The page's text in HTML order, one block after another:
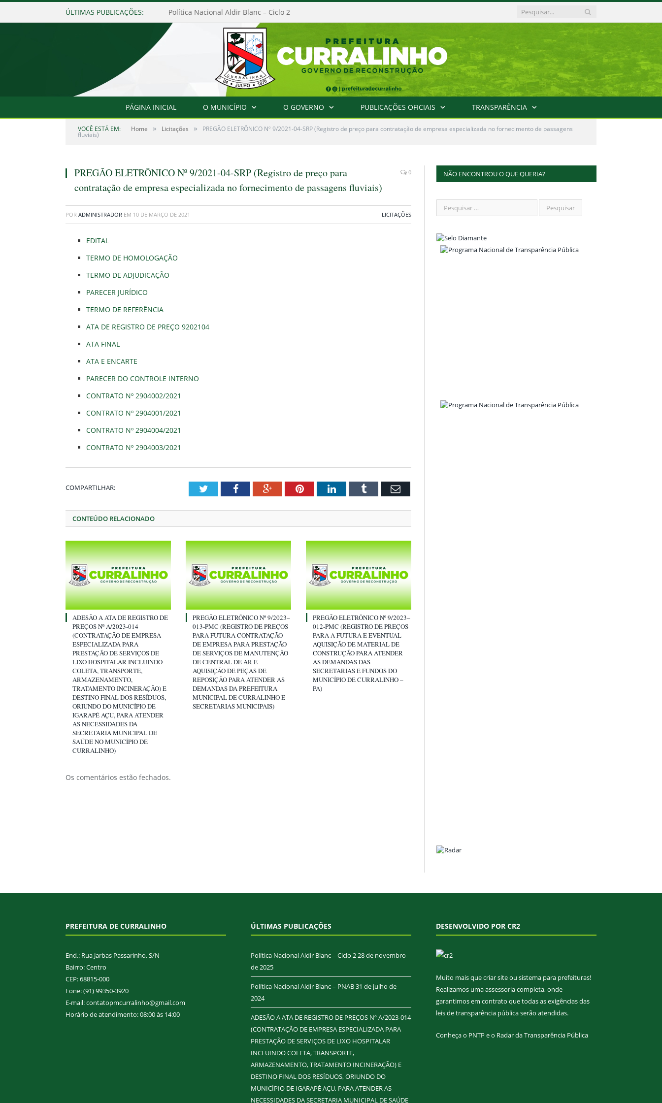
ÚLTIMAS PUBLICAÇÕES: Política Nacional Aldir Blanc – PNAB
PÁGINA INICIAL O MUNICÍPIO O GOVERNO PUBLICAÇÕES OFICIAIS TRANSPARÊNCIA
VOCÊ ESTÁ EM: Home » Licitações » PREGÃO ELETRÔNICO Nº 9/2021-04-SRP (Registro de preço para contratação de empresa especializada no fornecimento de passagens
fluviais)
PREGÃO ELETRÔNICO Nº 9/2021-04-SRP (Registro de preço para
contratação de empresa especializada no fornecimento de passagens fluviais)
0
POR ADMINISTRADOR EM 10 DE MARÇO DE 2021 LICITAÇÕES
EDITAL
TERMO DE HOMOLOGAÇÃO
TERMO DE ADJUDICAÇÃO
PARECER JURÍDICO
TERMO DE REFERÊNCIA
ATA DE REGISTRO DE PREÇO 9202104
ATA FINAL
ATA E ENCARTE
PARECER DO CONTROLE INTERNO
CONTRATO Nº 2904002/2021
CONTRATO Nº 2904001/2021
CONTRATO Nº 2904004/2021
CONTRATO Nº 2904003/2021
COMPARTILHAR: TwitterFacebookGoogle+PinterestLinkedInTumblr Email
CONTEÚDO RELACIONADO
ADESÃO A ATA DE REGISTRO DE
PREÇOS Nº A/2023-014
(CONTRATAÇÃO DE EMPRESA
ESPECIALIZADA PARA
PRESTAÇÃO DE SERVIÇOS DE
LIXO HOSPITALAR INCLUINDO
COLETA, TRANSPORTE,
ARMAZENAMENTO,
TRATAMENTO INCINERAÇÃO) E
DESTINO FINAL DOS RESÍDUOS,
ORIUNDO DO MUNICÍPIO DE
IGARAPÉ AÇU, PARA ATENDER
AS NECESSIDADES DA
SECRETARIA MUNICIPAL DE
SAÚDE NO MUNICÍPIO DE
CURRALINHO)
PREGÃO ELETRÔNICO Nº 9/2023–
013-PMC (REGISTRO DE PREÇOS
PARA FUTURA CONTRATAÇÃO
DE EMPRESA PARA PRESTAÇÃO
DE SERVIÇOS DE MANUTENÇÃO
DE CENTRAL DE AR E
AQUISIÇÃO DE PEÇAS DE
REPOSIÇÃO PARA ATENDER AS
DEMANDAS DA PREFEITURA
MUNICIPAL DE CURRALINHO E
SECRETARIAS MUNICIPAIS)
PREGÃO ELETRÔNICO Nº 9/2023–
012-PMC (REGISTRO DE PREÇOS
PARA A FUTURA E EVENTUAL
AQUISIÇÃO DE MATERIAL DE
CONSTRUÇÃO PARA ATENDER
AS DEMANDAS DAS
SECRETARIAS E FUNDOS DO
MUNICÍPIO DE CURRALINHO –
PA)
Os comentários estão fechados.
NÃO ENCONTROU O QUE QUERIA?
PREFEITURA DE CURRALINHO
End.: Rua Jarbas Passarinho, S/N
Bairro: Centro
CEP: 68815-000
Fone: (91) 99350-3920
E-mail: contatopmcurralinho@gmail.com
Horário de atendimento: 08:00 às 14:00
ÚLTIMAS PUBLICAÇÕES
Política Nacional Aldir Blanc – Ciclo 228 de novembro
de 2025
Política Nacional Aldir Blanc – PNAB31 de julho de
2024
ADESÃO A ATA DE REGISTRO DE PREÇOS Nº A/2023-014
(CONTRATAÇÃO DE EMPRESA ESPECIALIZADA PARA
PRESTAÇÃO DE SERVIÇOS DE LIXO HOSPITALAR
INCLUINDO COLETA, TRANSPORTE,
ARMAZENAMENTO, TRATAMENTO INCINERAÇÃO) E
DESTINO FINAL DOS RESÍDUOS, ORIUNDO DO
MUNICÍPIO DE IGARAPÉ AÇU, PARA ATENDER AS
NECESSIDADES DA SECRETARIA MUNICIPAL DE SAÚDE
DESENVOLVIDO POR CR2
Muito mais quecriar siteou sistema para prefeituras!
Realizamos umaassessoriacompleta, onde
garantimos em contrato que todas as exigências das
leis de transparência públicaserão atendidas.
Conheça o PNTP e o Radar da Transparência Pública